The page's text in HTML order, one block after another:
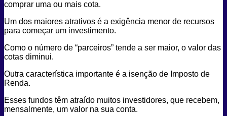
comprar uma ou mais cota.
Um dos maiores atrativos é a exigência menor de recursos
para começar um investimento.
Como o número de “parceiros” tende a ser maior, o valor das
cotas diminui.
Outra característica importante é a isenção de Imposto de
Renda.
Esses fundos têm atraído muitos investidores, que recebem,
mensalmente, um valor na sua conta.